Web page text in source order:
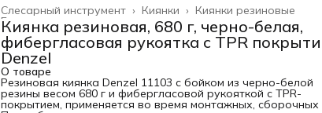
Киянки резиновые
Киянки ›
Слесарный инструмент ›
Главная ›
Киянка резиновая, 680 г, черно-белая,
фибергласовая рукоятка c TPR
Denzel
О товаре
Резиновая киянка Denzel 11103 с бойком из черно-белой
резины весом 680 г и фибергласовой рукояткой с TPR-
покрытием, применяется во время монтажных, сборочных